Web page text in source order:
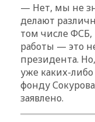
— Нет, мы не
делают
том числе ФСБ,
работы — это
президента.
уже каких-
фонду
заявлено.